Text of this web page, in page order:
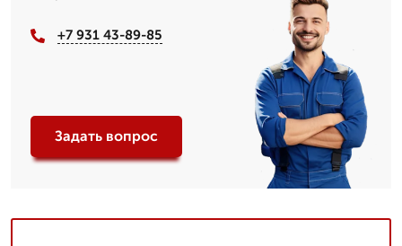
+7 931 43-89-85
Задать вопрос